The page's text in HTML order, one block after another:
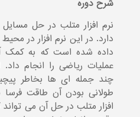
شرح دوره
نرم افزار متلب در حل
داده شده است که به کمک
عملیات ریاضی را انجام
چند جمله ای ها بخاطر
طولانی بودن آن طاقت
افزار متلب در حل آن می